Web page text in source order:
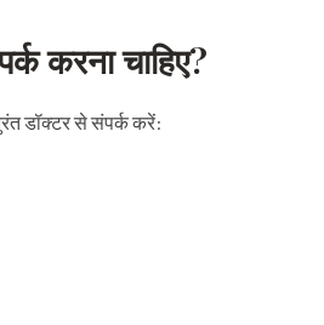
करना चाहिए?
डॉक्टर से संपर्क करें: